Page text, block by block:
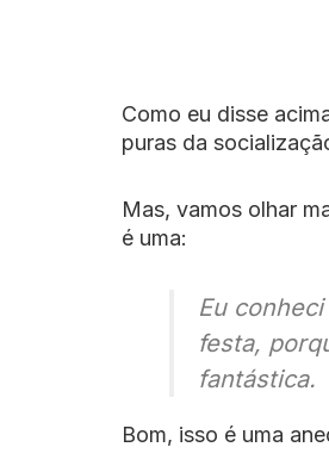
Como eu disse
puras da
Mas, vamos olhar
é uma:
Eu
festa,
fantástica.
Bom, isso é uma